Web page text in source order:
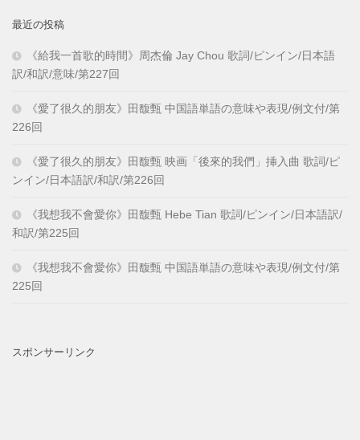
最近の投稿
《給我一首歌的時間》周杰倫 Jay Chou 歌詞/ピンイン/日本語
訳/和訳/意味/第227回
《愛了很久的朋友》田馥甄 中国語単語の意味や表現/例文付/第
226回
《愛了很久的朋友》田馥甄 映画「後來的我們」挿入曲 歌詞/ピ
ンイン/日本語訳/和訳/第226回
《我想我不會愛你》田馥甄 Hebe Tian 歌詞/ピンイン/日本語訳/
和訳/第225回
《我想我不會愛你》田馥甄 中国語単語の意味や表現/例文付/第
225回
スポンサーリンク